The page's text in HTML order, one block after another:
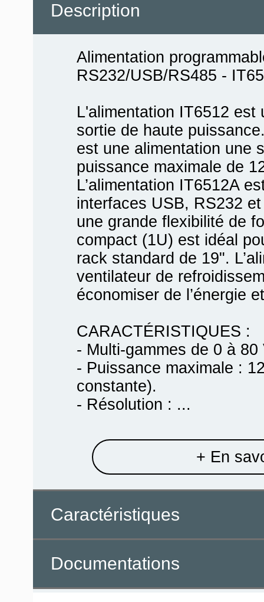
Description
Alimentation
RS232/USB/RS485 -
L'alimentation IT6512 est
sortie de haute
est une alimentation une
puissance maximale de
L’alimentation IT6512A
interfaces USB, RS232
une grande flexibilité de
compact (1U) est idéal
rack standard de 19".
ventilateur de
économiser de l’énergie
CARACTÉRISTIQUES :
- Multi-gammes de 0 à
- Puissance maximale :
constante).
- Résolution : ...
+ En
Caractéristiques
Documentations